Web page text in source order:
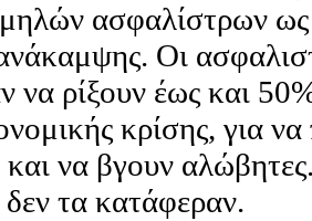
ασφαλίστρων ως
Οι
να ρίξουν έως και
κρίσης, για
να βγουν
δεν τα κατάφεραν.